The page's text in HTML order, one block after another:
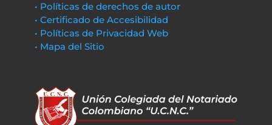
• Políticas de derechos de autor
• Certificado de Accesibilidad
• Políticas de Privacidad Web
• Mapa del Sitio